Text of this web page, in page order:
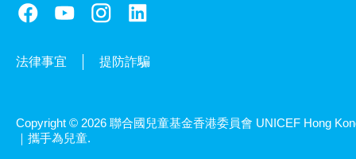
法律事宜 提防詐騙
Copyright © 2026 聯合國兒童基金香港委員會 UNICEF Hong
｜攜手為兒童.